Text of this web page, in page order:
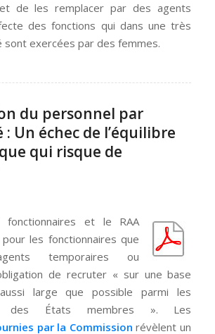
de les remplacer par des agents
des fonctions qui dans une très
sont exercées par des femmes.
du personnel par
Un échec de l’équilibre
qui risque de
et le RAA
les fonctionnaires que
temporaires ou
de recruter « sur une base
large que possible parmi les
des États membres ». Les
par la Commission révèlent un